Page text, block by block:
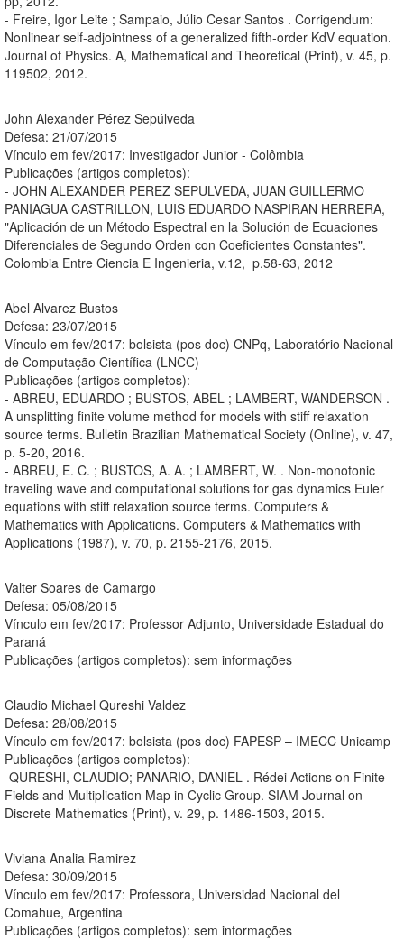
- Freire, Igor Leite ; Sampaio, Júlio Cesar Santos . Corrigendum:
Nonlinear self-adjointness of a generalized fifth-order KdV equation.
Journal of Physics. A, Mathematical and Theoretical (Print), v. 45, p.
119502, 2012.
John Alexander Pérez Sepúlveda
Defesa: 21/07/2015
Vínculo em fev/2017: Investigador Junior - Colômbia
Publicações (artigos completos):
- JOHN ALEXANDER PEREZ SEPULVEDA, JUAN GUILLERMO
PANIAGUA CASTRILLON, LUIS EDUARDO NASPIRAN HERRERA,
"Aplicación de un Método Espectral en la Solución de Ecuaciones
Diferenciales de Segundo Orden con Coeficientes Constantes".
Colombia Entre Ciencia E Ingenieria, v.12, p.58-63, 2012
Abel Alvarez Bustos
Defesa: 23/07/2015
Vínculo em fev/2017: bolsista (pos doc) CNPq, Laboratório Nacional
de Computação Científica (LNCC)
Publicações (artigos completos):
- ABREU, EDUARDO ; BUSTOS, ABEL ; LAMBERT, WANDERSON .
A unsplitting finite volume method for models with stiff relaxation
source terms. Bulletin Brazilian Mathematical Society (Online), v. 47,
p. 5-20, 2016.
- ABREU, E. C. ; BUSTOS, A. A. ; LAMBERT, W. . Non-monotonic
traveling wave and computational solutions for gas dynamics Euler
equations with stiff relaxation source terms. Computers &
Mathematics with Applications. Computers & Mathematics with
Applications (1987), v. 70, p. 2155-2176, 2015.
Valter Soares de Camargo
Defesa: 05/08/2015
Vínculo em fev/2017: Professor Adjunto, Universidade Estadual do
Paraná
Publicações (artigos completos): sem informações
Claudio Michael Qureshi Valdez
Defesa: 28/08/2015
Vínculo em fev/2017: bolsista (pos doc) FAPESP – IMECC Unicamp
Publicações (artigos completos):
-QURESHI, CLAUDIO; PANARIO, DANIEL . Rédei Actions on Finite
Fields and Multiplication Map in Cyclic Group. SIAM Journal on
Discrete Mathematics (Print), v. 29, p. 1486-1503, 2015.
Viviana Analia Ramirez
Defesa: 30/09/2015
Vínculo em fev/2017: Professora, Universidad Nacional del
Comahue, Argentina
Publicações (artigos completos): sem informações